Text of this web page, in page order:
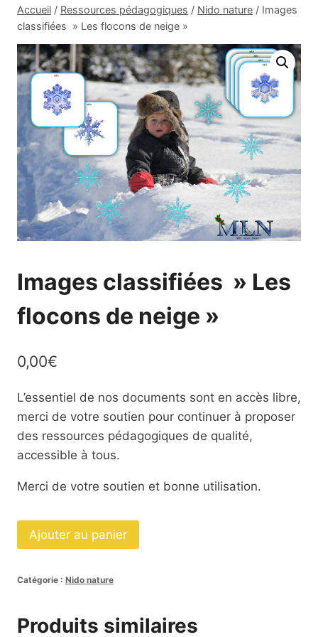
Accueil / Ressources pédagogiques / Nido nature / Images
classifiées » Les flocons de neige »
Images classifiées » Les
flocons de neige »
0,00€
L’essentiel de nos documents sont en accès libre,
merci de votre soutien pour continuer à proposer
des ressources pédagogiques de qualité,
accessible à tous.
Merci de votre soutien et bonne utilisation.
quantité
de
classifiées
Les
Ajouter au panier
Catégorie : Nido nature
Produits similaires